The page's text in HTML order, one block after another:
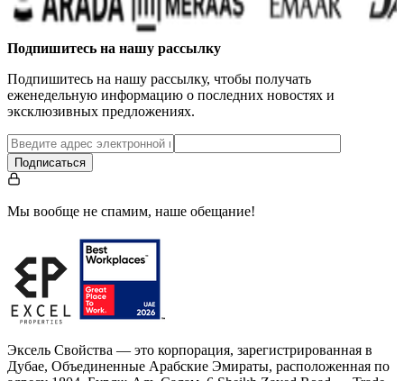
Подпишитесь на нашу рассылку
Подпишитесь на нашу рассылку, чтобы получать
еженедельную информацию о последних новостях и
эксклюзивных предложениях.
Подписаться
Мы вообще не спамим, наше обещание!
Эксель Свойства — это корпорация, зарегистрированная в
Дубае, Объединенные Арабские Эмираты, расположенная по